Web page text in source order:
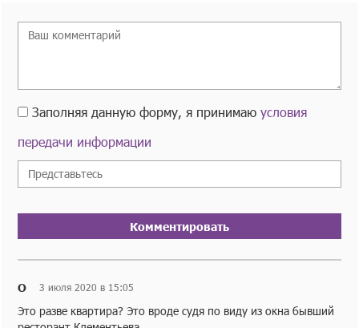
Заполняя данную форму, я принимаюусловия
передачи информации
Комментировать
О 3 июля 2020 в 15:05
Это разве квартира? Это вроде судя по виду из окна бывший